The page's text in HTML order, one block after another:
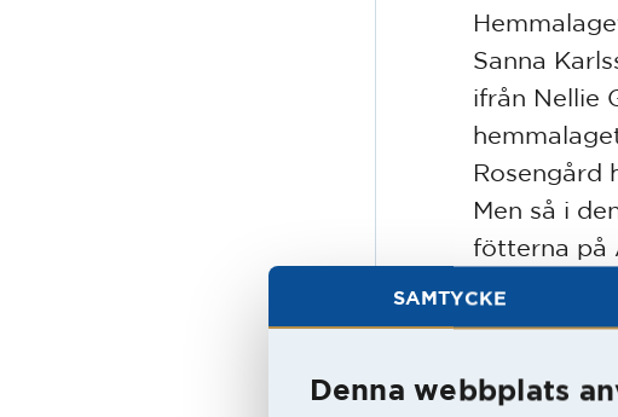
SAMTYCKE
Denna webbplats
Sanna
ifrån Nellie
Rosengård
Men så i
fötterna på
och så var
också HBK
HBK